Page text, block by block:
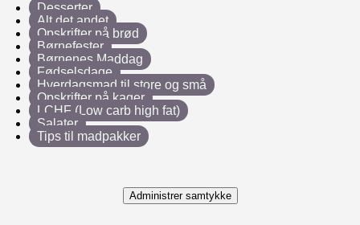
Desserter
Alt det andet
Opskrifter på brød
Børnefester
Børnenes Maddag
Fødselsdage
Hverdagsmad til store og små
Opskrifter på kager
LCHF (Low carb high fat)
Salater
Tips til madpakker
Administrer samtykke